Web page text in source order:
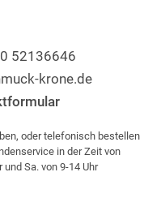
52136646
krone.de
oder telefonisch bestellen
in der Zeit von
und Sa. von 9-14 Uhr